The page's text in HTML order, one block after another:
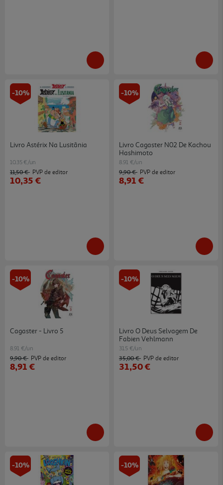
-10%
Livro Astérix Na Lusitânia
10.35 €/un
11,50 € PVP de editor
10,35 €
-10%
Livro Cagaster N02 De Kachou
Hashimoto
8.91 €/un
9,90 € PVP de editor
8,91 €
-10%
Cagaster - Livro 5
8.91 €/un
9,90 € PVP de editor
8,91 €
-10%
Livro O Deus Selvagem De
Fabien Vehlmann
31.5 €/un
35,00 € PVP de editor
31,50 €
-10% -10%